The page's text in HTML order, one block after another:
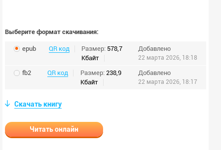
Выберите формат скачивания:
epub QR код Размер: 578,7
Кбайт
Добавлено
22 марта 2026, 18:18
fb2 QR код Размер: 238,9
Кбайт
Добавлено
22 марта 2026, 18:17
Скачать книгу
Читать онлайн